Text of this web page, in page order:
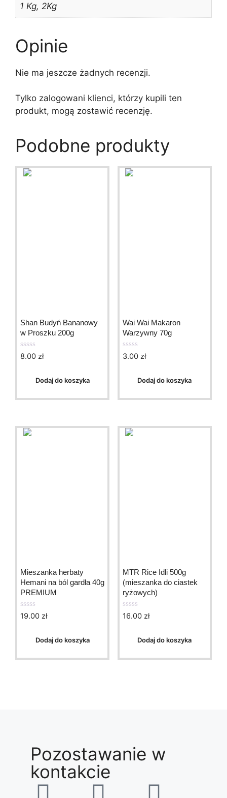
1 Kg, 2Kg
Opinie
Nie ma jeszcze żadnych recenzji.
Tylko zalogowani klienci, którzy kupili ten
produkt, mogą zostawić recenzję.
Podobne produkty
Shan Budyń Bananowy
w Proszku 200g
0
5
8.00 zł
Dodaj do koszyka
Wai Wai Makaron
Warzywny 70g
0
5
3.00 zł
Dodaj do koszyka
Mieszanka herbaty
Hemani na ból gardła 40g
PREMIUM
0
5
19.00 zł
Dodaj do koszyka
MTR Rice Idli 500g
(mieszanka do ciastek
ryżowych)
0
5
16.00 zł
Dodaj do koszyka
Pozostawanie w
kontakcie